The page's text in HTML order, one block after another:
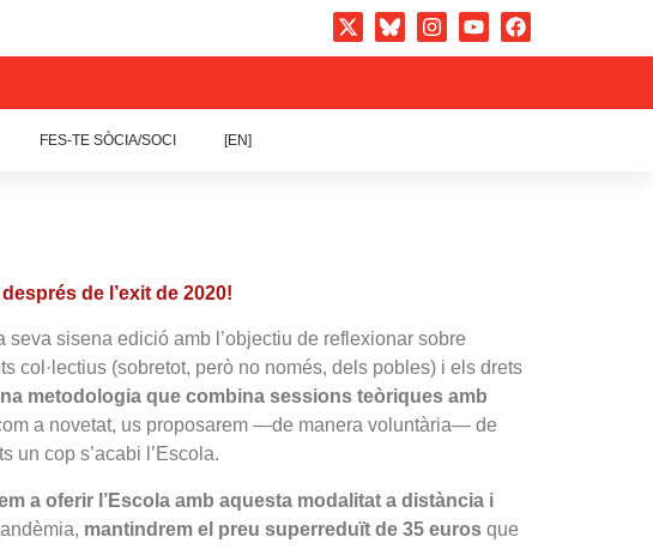
FES-TE SÒCIA/SOCI [EN]
de l’exit de 2020!
sisena edició amb l’objectiu de reflexionar sobre
col·lectius (sobretot, però no només, dels pobles) i els drets
metodologia que combina sessions teòriques amb
a novetat, us proposarem —de manera voluntària— de
un cop s’acabi l’Escola.
a oferir l’Escola amb aquesta modalitat a distància i
mantindrem el preu superreduït de 35 euros que